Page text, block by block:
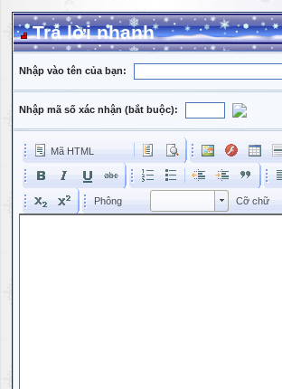
Trả lời nhanh
Nhập vào tên của bạn:
Nhập mã số xác nhận (bắt buộc):
Mã HTML
Phông Phông Cỡ chữ